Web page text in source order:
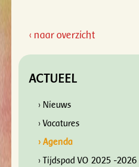
‹ naar overzicht
ACTUEEL
› Nieuws
› Vacatures
› Agenda
› Tijdspad VO 2025 -2026